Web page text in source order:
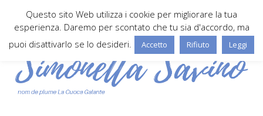
Questo sito Web utilizza i cookie per migliorare la tua
esperienza. Daremo per scontato che tu sia d'accordo, ma
puoi disattivarlo se lo desideri.
Accetto Rifiuto Leggi